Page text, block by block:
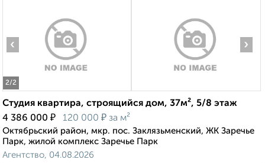
2/2
‹ ›
Студия квартира, строящийся дом, 37м², 5/8 этаж
4 386 000 ₽ 120 000 ₽ за м²
Октябрьский район, мкр. пос. Заклязьменский, ЖК Заречье
Парк, жилой комплекс Заречье Парк
Агентство, 04.08.2026